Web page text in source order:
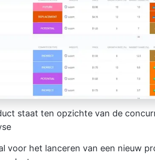
staat ten opzichte van de
voor het lanceren van een nieuw